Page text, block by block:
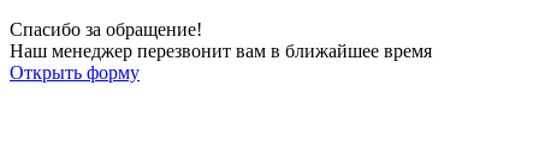
Спасибо за обращение!
Наш менеджер перезвонит вам в ближайшее время
Открыть форму